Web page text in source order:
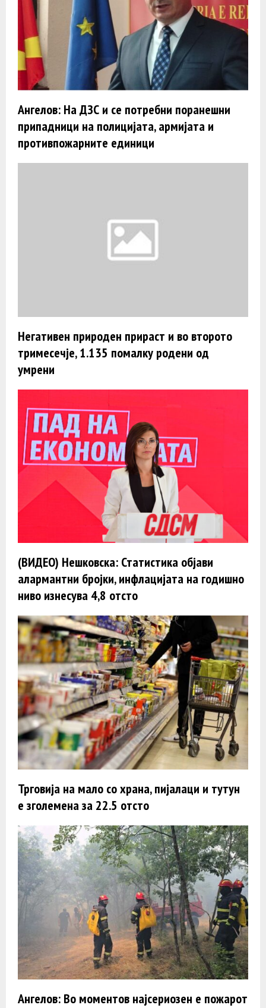
Ангелов: На ДЗС и се потребни поранешни
припадници на полицијата, армијата и
противпожарните единици
Негативен природен прираст и во второто
тримесечје, 1.135 помалку родени од
умрени
(ВИДЕО) Нешковска: Статистика објави
алармантни бројки, инфлацијата на годишно
ниво изнесува 4,8 отсто
Трговија на мало со храна, пијалаци и тутун
е зголемена за 22.5 отсто
Ангелов: Во моментов најсериозен е пожарот